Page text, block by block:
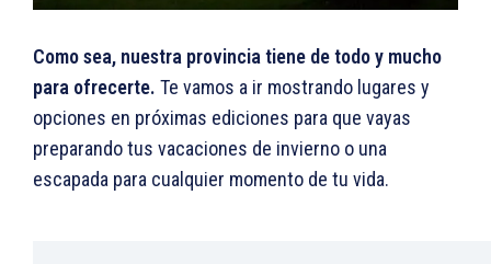
Como sea, nuestra provincia tiene de todo y mucho
para ofrecerte. Te vamos a ir mostrando lugares y
opciones en próximas ediciones para que vayas
preparando tus vacaciones de invierno o una
escapada para cualquier momento de tu vida.